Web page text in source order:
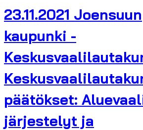
23.11.2021 Joensuun
kaupunki -
päätökset:
järjestelyt ja